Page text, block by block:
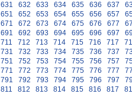
631 632 633 634 635 636 637
651 652 653 654 655 656 657
671 672 673 674 675 676 677
691 692 693 694 695 696 697
711 712 713 714 715 716 717
731 732 733 734 735 736 737
751 752 753 754 755 756 757
771 772 773 774 775 776 777
791 792 793 794 795 796 797
811 812 813 814 815 816 817